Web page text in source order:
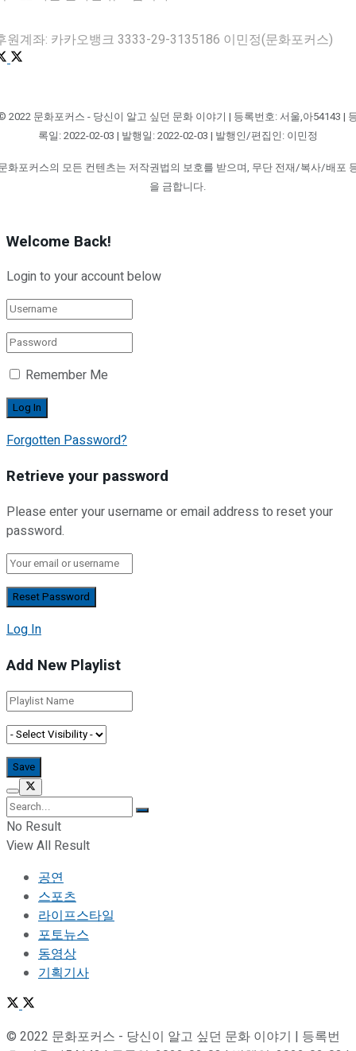
원계좌: 카카오뱅크 3333-29-3135186 이민정(문화포커스)
2022 문화포커스 - 당신이 알고 싶던 문화 이야기 | 등록번호: 서울,아54143 |
록일: 2022-02-03 | 발행일: 2022-02-03 | 발행인/편집인: 이민정
화포커스의 모든 컨텐츠는 저작권법의 보호를 받으며, 무단 전재/복사/배포
을 금합니다.
Welcome Back!
Login to your account below
Remember Me
Forgotten Password?
Retrieve your password
Please enter your username or email address to reset your
password.
Log In
Add New Playlist
No Result
View All Result
공연
스포츠
라이프스타일
포토뉴스
동영상
기획기사
© 2022 문화포커스 - 당신이 알고 싶던 문화 이야기 | 등록번